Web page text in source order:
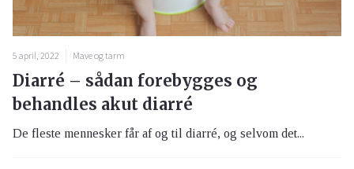
5 april, 2022 Mave og tarm
Diarré – sådan forebygges og
behandles akut diarré
De fleste mennesker får af og til diarré, og selvom det...